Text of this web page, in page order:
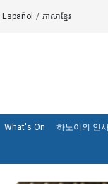
Español / ភាសាខ្មែរ
What's On 하노이의 인